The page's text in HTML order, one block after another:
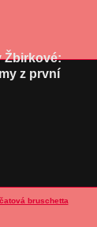
Žbirkové:
z první